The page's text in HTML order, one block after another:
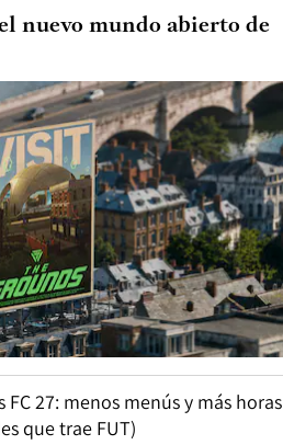
nuevo mundo abierto de
FC 27: menos menús y más horas
que trae FUT)